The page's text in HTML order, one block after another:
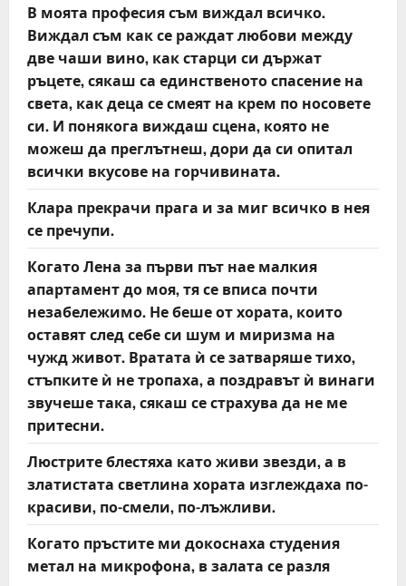
В моята професия съм виждал всичко.
Виждал съм как се раждат любови между
две чаши вино, как старци си държат
ръцете, сякаш са единственото спасение на
света, как деца се смеят на крем по носовете
си. И понякога виждаш сцена, която не
можеш да преглътнеш, дори да си опитал
всички вкусове на горчивината.
Клара прекрачи прага и за миг всичко в нея
се пречупи.
Когато Лена за първи път нае малкия
апартамент до моя, тя се вписа почти
незабележимо. Не беше от хората, които
оставят след себе си шум и миризма на
чужд живот. Вратата ѝ се затваряше тихо,
стъпките ѝ не тропаха, а поздравът ѝ винаги
звучеше така, сякаш се страхува да не ме
притесни.
Люстрите блестяха като живи звезди, а в
златистата светлина хората изглеждаха по-
красиви, по-смели, по-лъжливи.
Когато пръстите ми докоснаха студения
метал на микрофона, в залата се разля